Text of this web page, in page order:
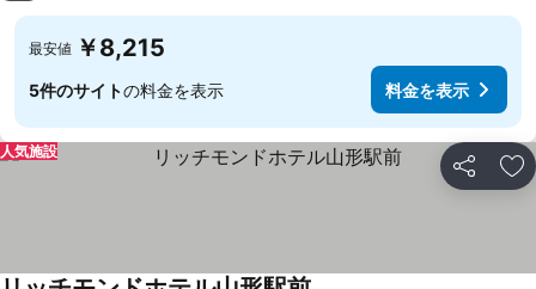
最安値 ￥8,215
5件のサイトの料金を表示 料金を表示
シェア お
人気施設